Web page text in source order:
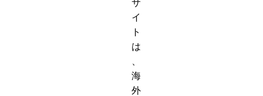
サ
イ
ト
は
海
外